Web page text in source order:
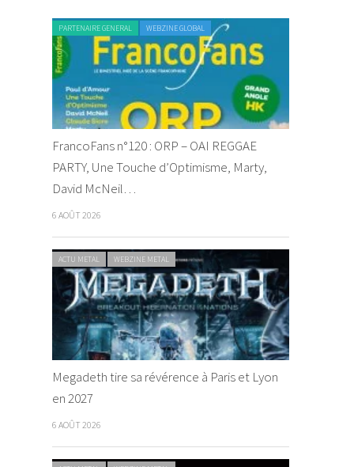
PARTENAIRE GENERAL WEBZINE GLOBAL
FrancoFans n°120 : ORP – OAI REGGAE
PARTY, Une Touche d’Optimisme, Marty,
David McNeil…
6 AOÛT 2026
ACTU METAL WEBZINE METAL
Megadeth tire sa révérence à Paris et Lyon
en 2027
6 AOÛT 2026